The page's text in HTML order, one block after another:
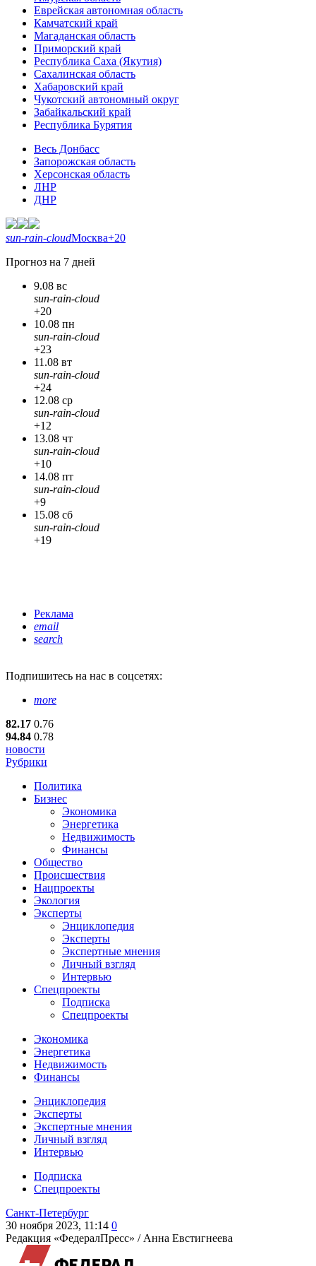
Еврейская автономная область
Камчатский край
Магаданская область
Приморский край
Республика Саха (Якутия)
Сахалинская область
Хабаровский край
Чукотский автономный округ
Забайкальский край
Республика Бурятия
Весь Донбасс
Запорожская область
Херсонская область
ЛНР
ДНР
sun-rain-cloudМосква+20
Прогноз на 7 дней
9.08 вс
sun-rain-cloud
+20
10.08 пн
sun-rain-cloud
+23
11.08 вт
sun-rain-cloud
+24
12.08 ср
sun-rain-cloud
+12
13.08 чт
sun-rain-cloud
+10
14.08 пт
sun-rain-cloud
+9
15.08 сб
sun-rain-cloud
+19
Реклама
email
search
Подпишитесь на нас в соцсетях:
more
82.17 0.76
94.84 0.78
новости
Рубрики
Политика
Бизнес
Экономика
Энергетика
Недвижимость
Финансы
Общество
Происшествия
Нацпроекты
Экология
Эксперты
Энциклопедия
Эксперты
Экспертные мнения
Личный взгляд
Интервью
Спецпроекты
Подписка
Спецпроекты
Экономика
Энергетика
Недвижимость
Финансы
Энциклопедия
Эксперты
Экспертные мнения
Личный взгляд
Интервью
Подписка
Спецпроекты
Санкт-Петербург
30 ноября 2023, 11:14 0
Редакция «ФедералПресс» / Анна Евстигнеева